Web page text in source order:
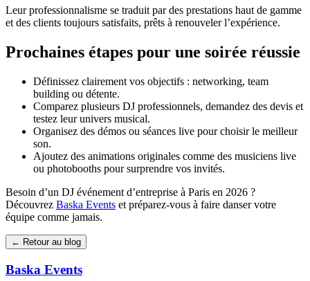
Leur professionnalisme se traduit par des prestations haut de gamme
et des clients toujours satisfaits, prêts à renouveler l’expérience.
Prochaines étapes pour une soirée réussie
Définissez clairement vos objectifs : networking, team
building ou détente.
Comparez plusieurs DJ professionnels, demandez des devis et
testez leur univers musical.
Organisez des démos ou séances live pour choisir le meilleur
son.
Ajoutez des animations originales comme des musiciens live
ou photobooths pour surprendre vos invités.
Besoin d’un DJ événement d’entreprise à Paris en 2026 ?
Découvrez Baska Events et préparez-vous à faire danser votre
équipe comme jamais.
← Retour au blog
Baska Events